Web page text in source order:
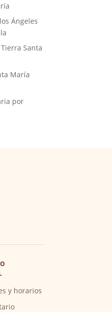
Ángeles
Santa
María
por
y horarios